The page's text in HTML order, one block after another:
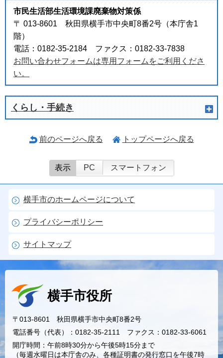
市民生活部生活環境課廃棄物対策係
〒 013-8601 秋田県横手市中央町8番2号（本庁舎1
階）
電話：0182-35-2184 ファクス：0182-33-7838
お問い合わせフォームは専用フォームをご利用くださ
い。
くらし・手続き
前のページへ戻る トップページへ戻る
表示 PC スマートフォン
横手市のホームページについて
プライバシーポリシー
サイトマップ
横手市役所
〒013-8601 秋田県横手市中央町8番2号
電話番号（代表）：0182-35-2111 ファクス：0182-33-6061
開庁時間：午前8時30分から午後5時15分まで
（毎週水曜日は本庁舎のみ、各種証明書の発行窓口を午後7時